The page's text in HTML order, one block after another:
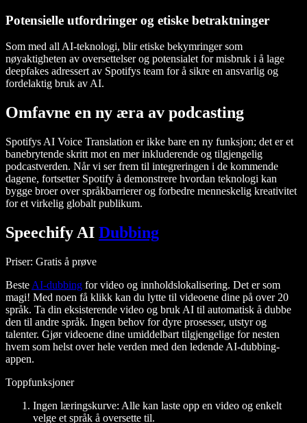
Potensielle utfordringer og etiske betraktninger
Som med all AI-teknologi, blir etiske bekymringer som
nøyaktigheten av oversettelser og potensialet for misbruk i å lage
deepfakes adressert av Spotifys team for å sikre en ansvarlig og
fordelaktig bruk av AI.
Omfavne en ny æra av podcasting
Spotifys AI Voice Translation er ikke bare en ny funksjon; det er et
banebrytende skritt mot en mer inkluderende og tilgjengelig
podcastverden. Når vi ser frem til integreringen i de kommende
dagene, fortsetter Spotify å demonstrere hvordan teknologi kan
bygge broer over språkbarrierer og forbedre menneskelig kreativitet
for et virkelig globalt publikum.
Speechify AI Dubbing
Priser: Gratis å prøve
Beste AI-dubbing for video og innholdslokalisering. Det er som
magi! Med noen få klikk kan du lytte til videoene dine på over 20
språk. Ta din eksisterende video og bruk AI til automatisk å dubbe
den til andre språk. Ingen behov for dyre prosesser, utstyr og
talenter. Gjør videoene dine umiddelbart tilgjengelige for nesten
hvem som helst over hele verden med den ledende AI-dubbing-
appen.
Toppfunksjoner
Ingen læringskurve: Alle kan laste opp en video og enkelt
velge et språk å oversette til.